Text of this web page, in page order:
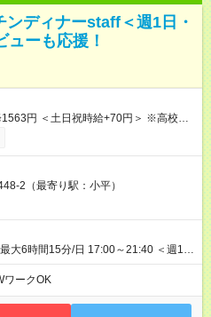
ディナーstaff＜週1日・
ューも応援！
円＞ ※高校生
用時と同じです。 ※最大12ヶ月の間
2（最寄り駅：小平）
大6時間15分/日 17:00～21:40 ＜週1日
・高校生は21:30までの勤務 ・シフ
活優先でOK◎ ・週1日もあれば週5日
合わせて働けます！
ワークOK